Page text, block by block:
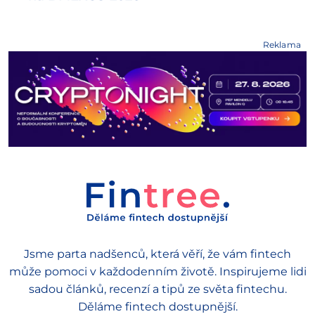
Reklama
Jsme parta nadšenců, která věří, že vám fintech
může pomoci v každodenním životě. Inspirujeme lidi
sadou článků, recenzí a tipů ze světa fintechu.
Děláme fintech dostupnější.